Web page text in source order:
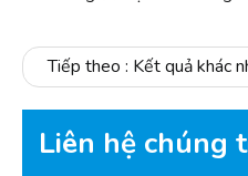
Tiếp theo : Kết quả khác
Liên hệ chúng